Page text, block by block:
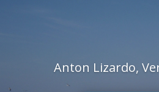
Anton Lizardo,